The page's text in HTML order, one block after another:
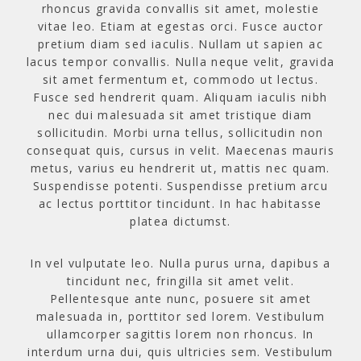
rhoncus gravida convallis sit amet, molestie
vitae leo. Etiam at egestas orci. Fusce auctor
pretium diam sed iaculis. Nullam ut sapien ac
lacus tempor convallis. Nulla neque velit, gravida
sit amet fermentum et, commodo ut lectus.
Fusce sed hendrerit quam. Aliquam iaculis nibh
nec dui malesuada sit amet tristique diam
sollicitudin. Morbi urna tellus, sollicitudin non
consequat quis, cursus in velit. Maecenas mauris
metus, varius eu hendrerit ut, mattis nec quam.
Suspendisse potenti. Suspendisse pretium arcu
ac lectus porttitor tincidunt. In hac habitasse
platea dictumst.
In vel vulputate leo. Nulla purus urna, dapibus a
tincidunt nec, fringilla sit amet velit.
Pellentesque ante nunc, posuere sit amet
malesuada in, porttitor sed lorem. Vestibulum
ullamcorper sagittis lorem non rhoncus. In
interdum urna dui, quis ultricies sem. Vestibulum